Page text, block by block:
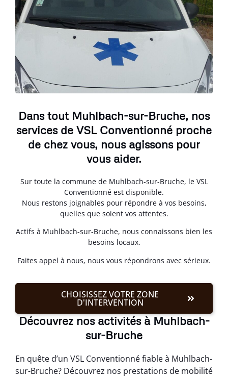
Dans tout Muhlbach-sur-Bruche, nos
services de VSL Conventionné proche
de chez vous, nous agissons pour
vous aider.
Sur toute la commune de Muhlbach-sur-Bruche, le VSL
Conventionné est disponible.
Nous restons joignables pour répondre à vos besoins,
quelles que soient vos attentes.
Actifs à Muhlbach-sur-Bruche, nous connaissons bien les
besoins locaux.
Faites appel à nous, nous vous répondrons avec sérieux.
CHOISISSEZ VOTRE ZONE
D'INTERVENTION
Découvrez nos activités à Muhlbach-
sur-Bruche
En quête d’un VSL Conventionné fiable à Muhlbach-
sur-Bruche? Découvrez nos prestations de mobilité